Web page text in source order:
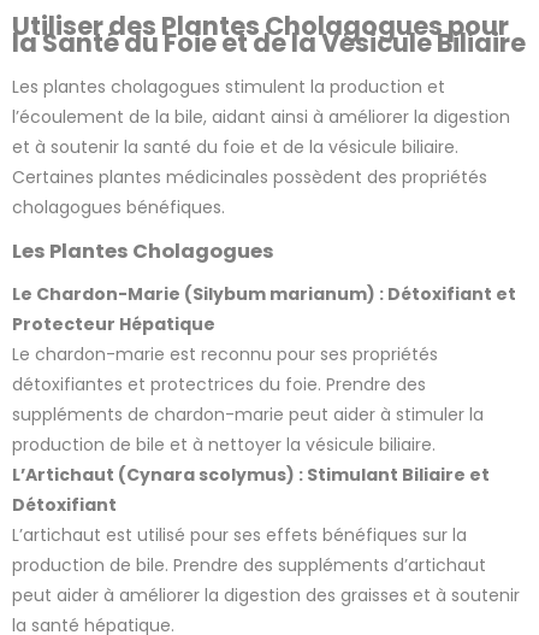
Utiliser des Plantes Cholagogues pour
la Santé du Foie et de la Vésicule Biliaire
Les plantes cholagogues stimulent la production et
l’écoulement de la bile, aidant ainsi à améliorer la digestion
et à soutenir la santé du foie et de la vésicule biliaire.
Certaines plantes médicinales possèdent des propriétés
cholagogues bénéfiques.
Les Plantes Cholagogues
Le Chardon-Marie (Silybum marianum) : Détoxifiant et
Protecteur Hépatique
Le chardon-marie est reconnu pour ses propriétés
détoxifiantes et protectrices du foie. Prendre des
suppléments de chardon-marie peut aider à stimuler la
production de bile et à nettoyer la vésicule biliaire.
L’Artichaut (Cynara scolymus) : Stimulant Biliaire et
Détoxifiant
L’artichaut est utilisé pour ses effets bénéfiques sur la
production de bile. Prendre des suppléments d’artichaut
peut aider à améliorer la digestion des graisses et à soutenir
la santé hépatique.
8 avis